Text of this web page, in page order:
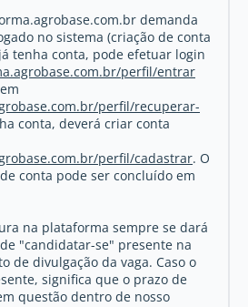
demanda
no sistema (criação de conta
tenha conta, pode efetuar login
perfil/entrar
perfil/recuperar-
conta, deverá criar conta
perfil/cadastrar. O
conta pode ser concluído em
na plataforma sempre se dará
"candidatar-se" presente na
de divulgação da vaga. Caso o
significa que o prazo de
questão dentro de nosso